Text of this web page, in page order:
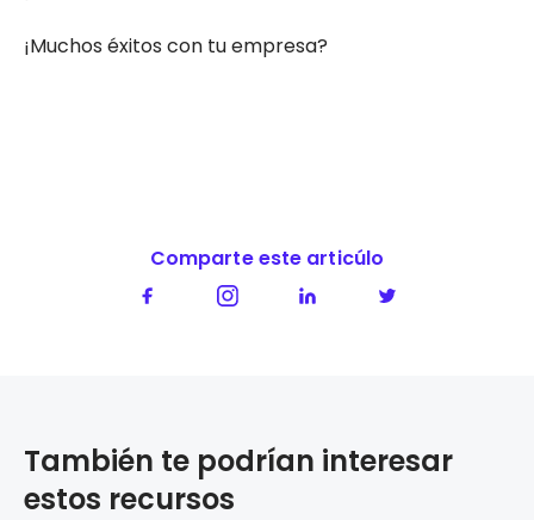
¡Muchos éxitos con tu empresa?
Comparte este articúlo
También te podrían interesar
estos recursos